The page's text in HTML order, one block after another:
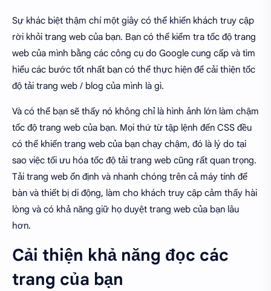
Sự khác biệt thậm chí một giây có thể khiến khách truy cập
rời khỏi trang web của bạn. Bạn có thể kiểm tra tốc độ trang
web của mình bằng các công cụ do Google cung cấp và tìm
hiểu các bước tốt nhất bạn có thể thực hiện để cải thiện tốc
độ tải trang web / blog của mình là gì.
Và có thể bạn sẽ thấy nó không chỉ là hình ảnh lớn làm chậm
tốc độ trang web của bạn. Mọi thứ từ tập lệnh đến CSS đều
có thể khiến trang web của bạn chạy chậm, đó là lý do tại
sao việc tối ưu hóa tốc độ tải trang web cũng rất quan trọng.
Tải trang web ổn định và nhanh chóng trên cả máy tính để
bàn và thiết bị di động, làm cho khách truy cập cảm thấy hài
lòng và có khả năng giữ họ duyệt trang web của bạn lâu
hơn.
Cải thiện khả năng đọc các
trang của bạn